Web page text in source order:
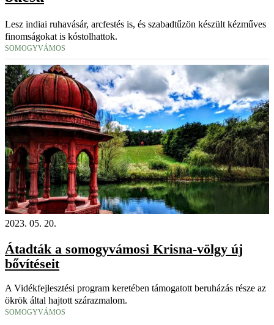
Lesz indiai ruhavásár, arcfestés is, és szabadtűzön készült kézműves
finomságokat is kóstolhattok.
SOMOGYVÁMOS
2023. 05. 20.
Átadták a somogyvámosi Krisna-völgy új
bővítéseit
A Vidékfejlesztési program keretében támogatott beruházás része az
ökrök által hajtott szárazmalom.
SOMOGYVÁMOS